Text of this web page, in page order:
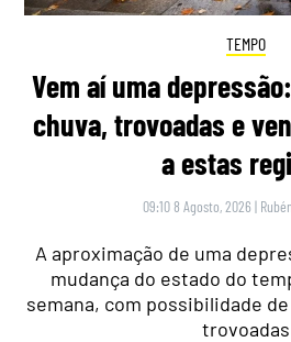
TEMPO
Vem aí uma
chuva, trovoadas e
a estas
09:10 8 Agosto, 2026 |
A aproximação de uma
mudança do estado do
semana, com possibilidade
trovoadas